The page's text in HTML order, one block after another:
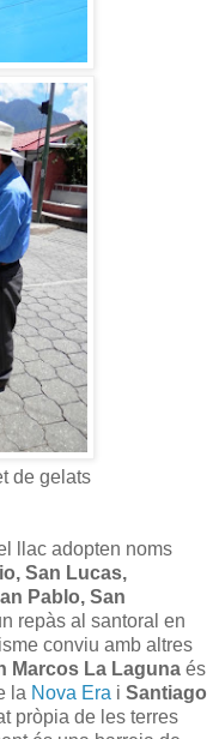
de gelats
llac adopten noms
San Lucas,
Pablo, San
repàs al santoral en
conviu amb altres
Marcos La Laguna és
la Nova Era i Santiago
pròpia de les terres